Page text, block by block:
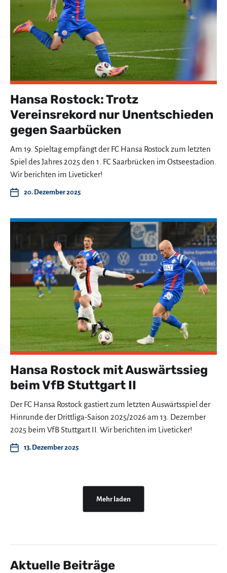
Hansa Rostock: Trotz
Vereinsrekord nur Unentschieden
gegen Saarbücken
Am 19. Spieltag empfängt der FC Hansa Rostock zum letzten
Spiel des Jahres 2025 den 1. FC Saarbrücken im Ostseestadion.
Wir berichten im Liveticker!
20. Dezember 2025
Hansa Rostock mit Auswärtssieg
beim VfB Stuttgart II
Der FC Hansa Rostock gastiert zum letzten Auswärtsspiel der
Hinrunde der Drittliga-Saison 2025/2026 am 13. Dezember
2025 beim VfB Stuttgart II. Wir berichten im Liveticker!
13. Dezember 2025
Mehr laden
Aktuelle Beiträge